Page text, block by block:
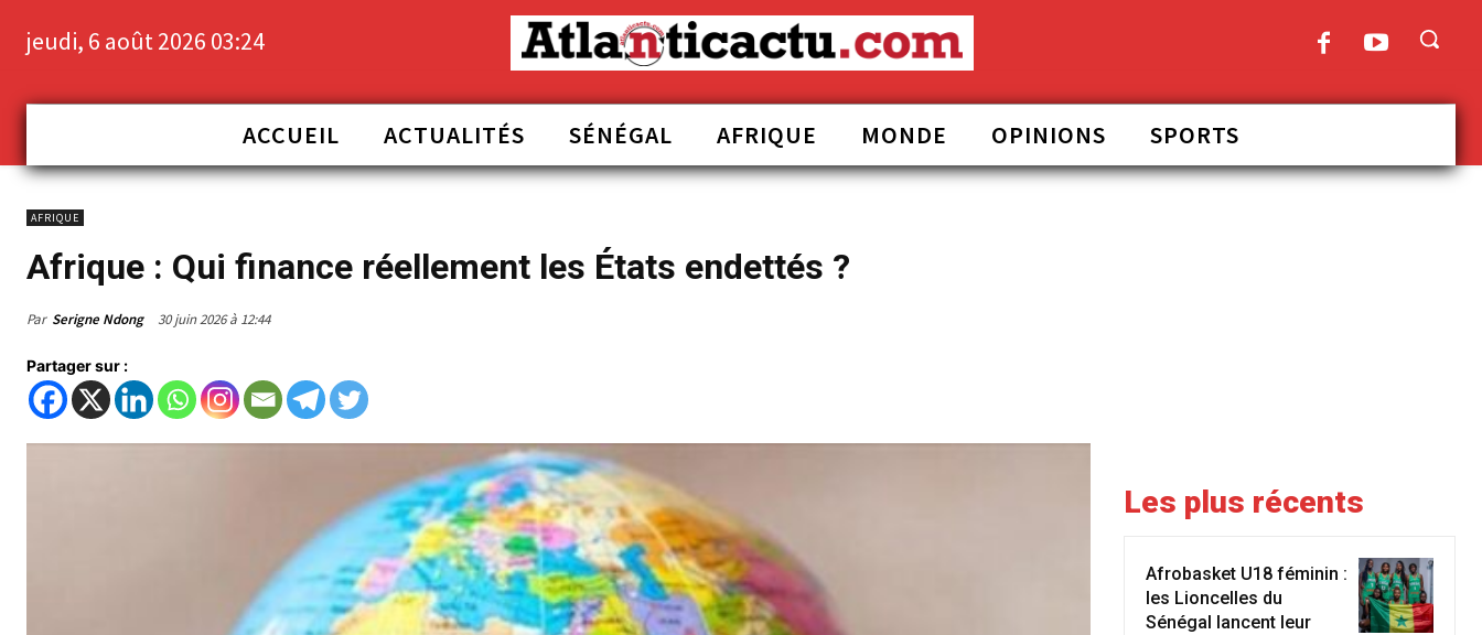
jeudi, 6 août 2026 03:24
ACCUEIL ACTUALITÉS SÉNÉGAL AFRIQUE MONDE OPINIONS SPORTS
AFRIQUE
Afrique : Qui finance réellement les États endettés ?
Par Serigne Ndong 30 juin 2026 à 12:44
Partager sur :
Les plus récents
Afrobasket U18 féminin :
les Lioncelles du
Sénégal lancent leur